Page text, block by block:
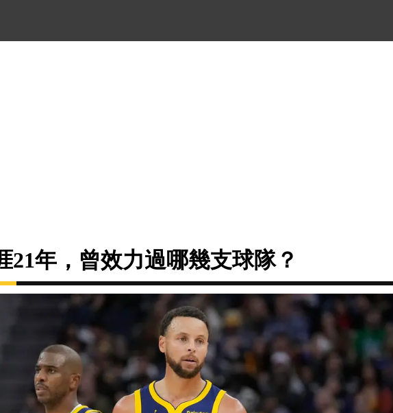
21年，曾效力過哪幾支球隊？